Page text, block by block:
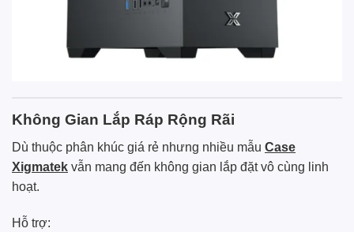
Không Gian Lắp Ráp Rộng Rãi
Dù thuộc phân khúc giá rẻ nhưng nhiều mẫu Case
Xigmatek vẫn mang đến không gian lắp đặt vô cùng linh
hoạt.
Hỗ trợ: